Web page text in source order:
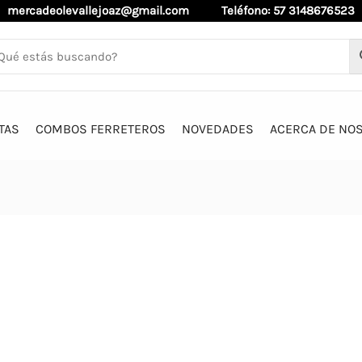
mercadeolevallejoaz@gmail.com Teléfono: 57 3148676523
COMBOS FERRETEROS NOVEDADES ACERCA DE